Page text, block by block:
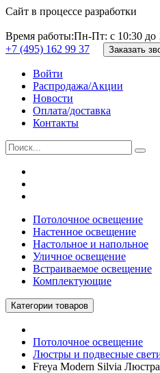
Сайт в процессе разработки
Время работы:Пн-Пт: с 10:30 до
+7 (495) 162 99 37
Заказать
Войти
Распродажа/Акции
Новости
Оплата/доставка
Контакты
Потолочное освещение
Настенное освещение
Настольное и напольное
Уличное освещение
Встраиваемое освещение
Комплектующие
Категории товаров
Потолочное освещение
Люстры и подвесные
Freya Modern Silvia